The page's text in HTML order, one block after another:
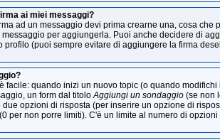
ai miei messaggi?
ad un messaggio devi prima crearne una, cosa
per aggiungerla. Puoi anche decidere di
profilo (puoi sempre evitare di aggiungere la firma
facile: quando inizi un nuovo topic (o quando
un form dal titoloAggiungi un sondaggio (se non
opzioni di risposta (per inserire un opzione di
per non porre limiti). C'è un limite al numero di